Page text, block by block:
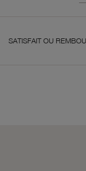
REMBOURSÉ